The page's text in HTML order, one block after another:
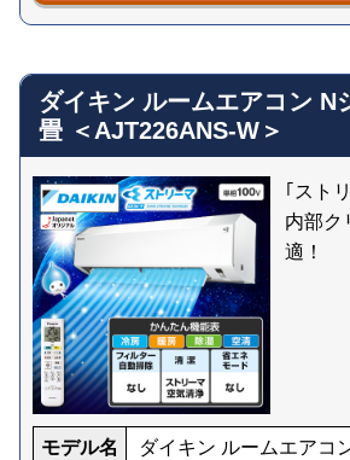
ダイキン ルームエアコン N
畳 ＜AJT226ANS-W＞
｢スト
内部ク
適！
モデル名
ダイキン ルームエアコ